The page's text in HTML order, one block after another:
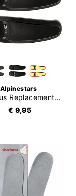
Alpinestars
SMX Plus Replacement Toe Slider 2012
€ 9,95